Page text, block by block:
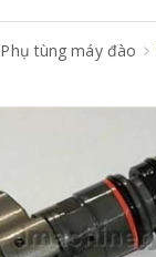
Phụ tùng máy đào